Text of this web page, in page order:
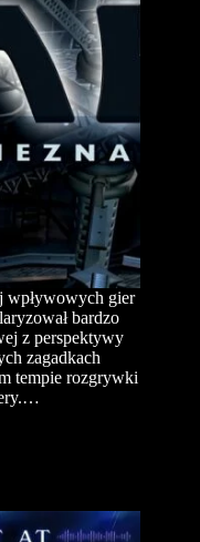
wpływowych gier
bardzo
z perspektywy
zagadkach
tempie rozgrywki